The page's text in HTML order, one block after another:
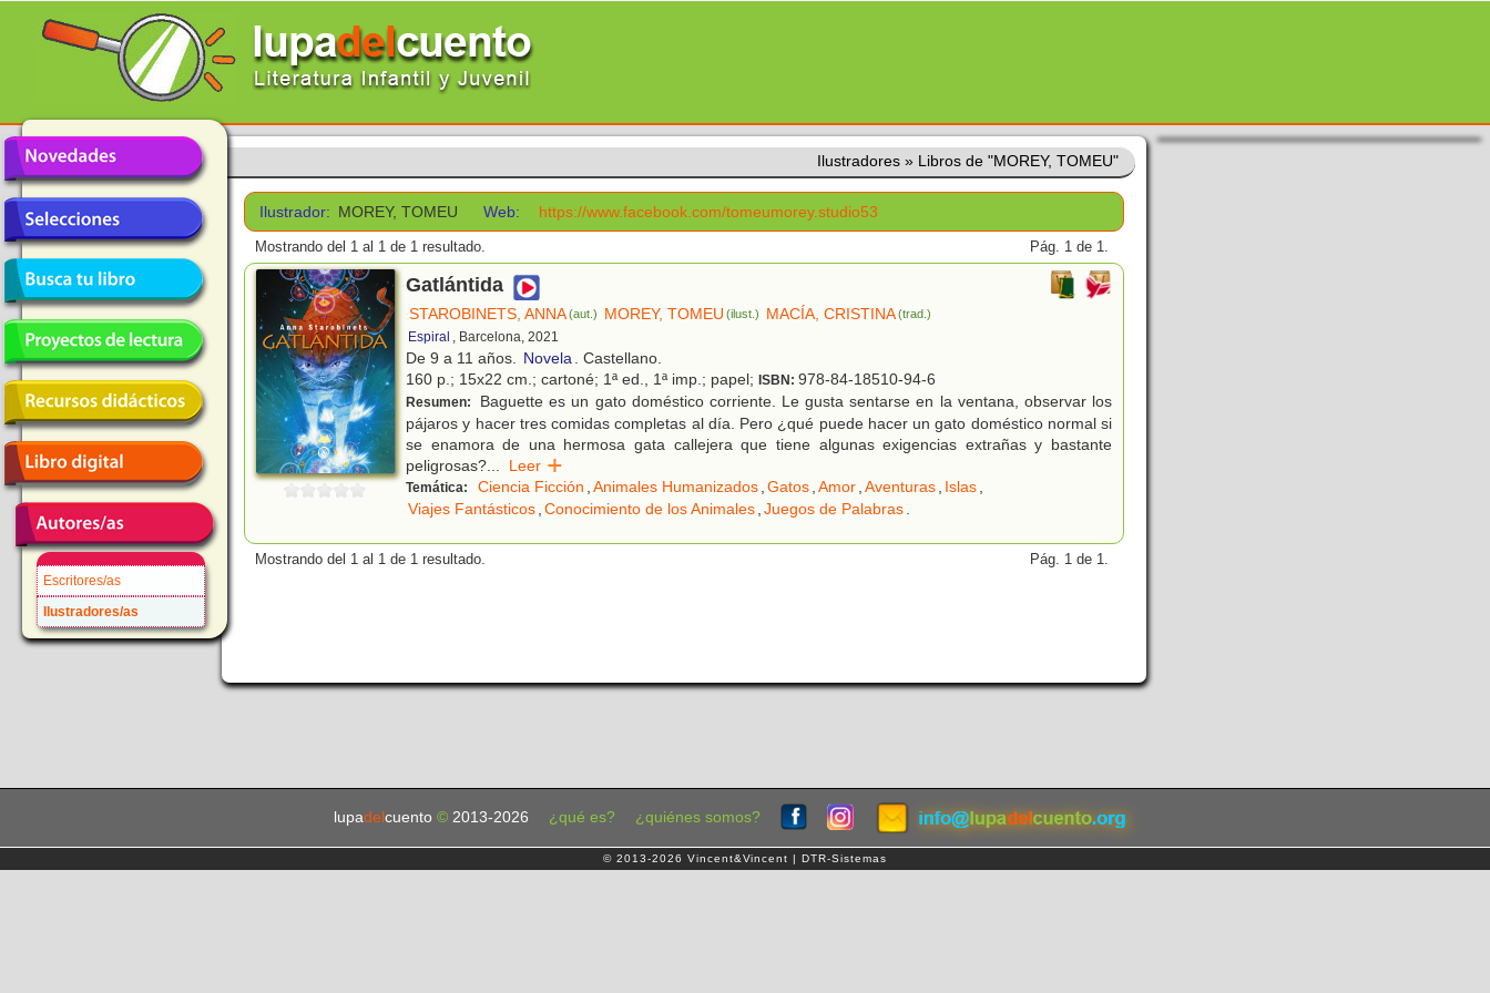
Escritores/as
Ilustradores/as
Ilustradores » Libros de "MOREY, TOMEU"
Ilustrador: MOREY, TOMEU Web: https://www.facebook.com/tomeumorey.studio53
Mostrando del 1 al 1 de 1 resultado. Pág. 1 de 1.
Gatlántida
STAROBINETS, ANNA(aut.) MOREY, TOMEU (ilust.) MACÍA, CRISTINA(trad.)
Espiral , Barcelona, 2021
De 9 a 11 años. Novela. Castellano.
160 p.; 15x22 cm.; cartoné; 1ª ed., 1ª imp.; papel; ISBN: 978-84-18510-94-6
Resumen:
Baguette es un gato doméstico corriente. Le gusta sentarse en la ventana, observar los
pájaros y hacer tres comidas completas al día. Pero ¿qué puede hacer un gato doméstico normal si
se enamora de una hermosa gata callejera que tiene algunas exigencias extrañas y bastante
peligrosas?... Leer
Temática: Ciencia Ficción ,Animales Humanizados,Gatos,Amor,Aventuras, Islas,
Viajes Fantásticos,Conocimiento de los Animales,Juegos de Palabras.
Mostrando del 1 al 1 de 1 resultado. Pág. 1 de 1.
lupadel cuento © 2013-2026 ¿qué es? ¿quiénes somos?
© 2013-2026 Vincent&Vincent | DTR-Sistemas